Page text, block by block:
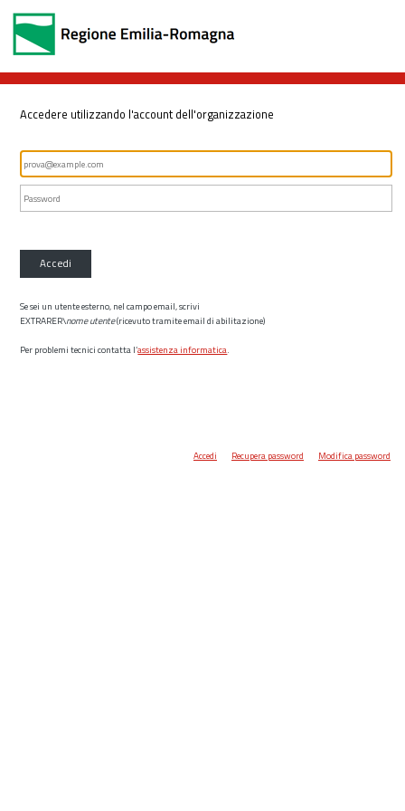
Accedere utilizzando l'account dell'organizzazione
Accedi
Se sei un utente esterno, nel campo email, scrivi
EXTRARER\nome utente(ricevuto tramite email di abilitazione)
Per problemi tecnici contatta l’assistenza informatica.
Accedi Recupera password Modifica password